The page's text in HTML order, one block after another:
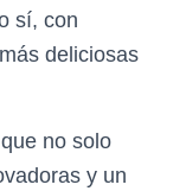
sí, con
deliciosas
no solo
y un